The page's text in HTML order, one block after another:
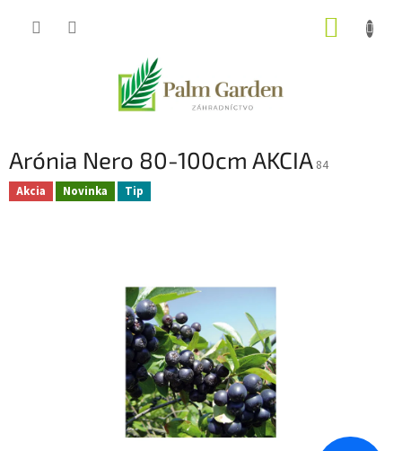
Arónia Nero 80-100cm AKCIA 84
Akcia Novinka Tip